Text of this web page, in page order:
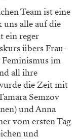
Team ist eine
uns alle auf die
ein reger
übers Frau-
im
all ihre
die Zeit mit
Semzov
und Anna
vom ersten Tag
und